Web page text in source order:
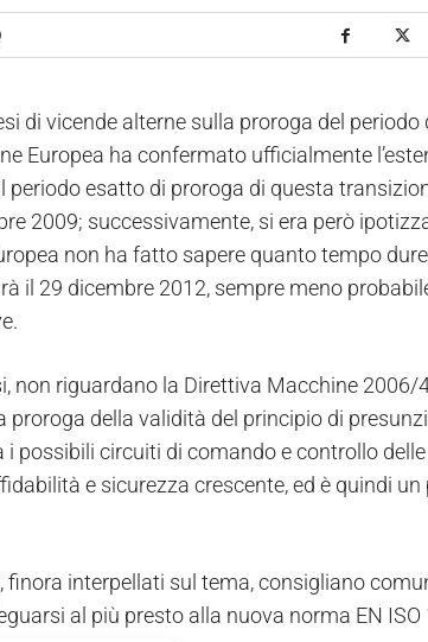
di vicende alterne sulla proroga del
Europea ha confermato ufficialmente
esatto di proroga di questa
2009; successivamente, si era però
non ha fatto sapere quanto tempo
il 29 dicembre 2012, sempre meno
non riguardano la Direttiva Macchine 2006/
della validità del principio di
possibili circuiti di comando e controllo
e sicurezza crescente, ed è quindi un
interpellati sul tema, consigliano
al più presto alla nuova norma EN ISO